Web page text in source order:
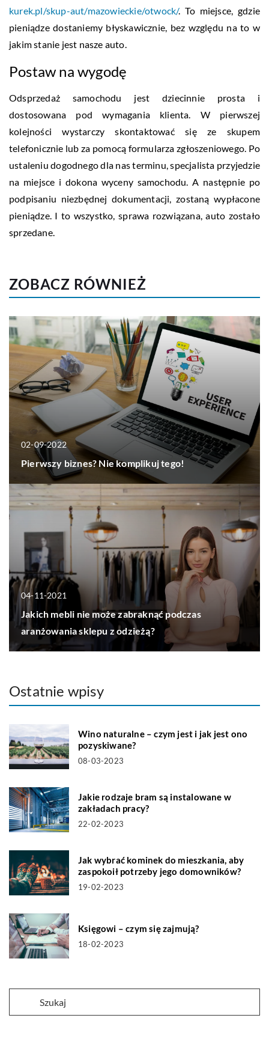
kurek.pl/skup-aut/mazowieckie/otwock/. To miejsce, gdzie
pieniądze dostaniemy błyskawicznie, bez względu na to w
jakim stanie jest nasze auto.
Postaw na wygodę
Odsprzedaż samochodu jest dziecinnie prosta i
dostosowana pod wymagania klienta. W pierwszej
kolejności wystarczy skontaktować się ze skupem
telefonicznie lub za pomocą formularza zgłoszeniowego. Po
ustaleniu dogodnego dla nas terminu, specjalista przyjedzie
na miejsce i dokona wyceny samochodu. A następnie po
podpisaniu niezbędnej dokumentacji, zostaną wypłacone
pieniądze. I to wszystko, sprawa rozwiązana, auto zostało
sprzedane.
ZOBACZ RÓWNIEŻ
02-09-2022
Pierwszy biznes? Nie komplikuj tego!
04-11-2021
Jakich mebli nie może zabraknąć podczas
aranżowania sklepu z odzieżą?
Ostatnie wpisy
Wino naturalne – czym jest i jak jest ono
pozyskiwane?
08-03-2023
Jakie rodzaje bram są instalowane w
zakładach pracy?
22-02-2023
Jak wybrać kominek do mieszkania, aby
zaspokoił potrzeby jego domowników?
19-02-2023
Księgowi – czym się zajmują?
18-02-2023